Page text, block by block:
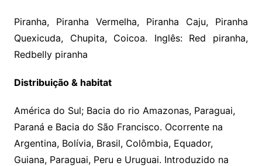
Piranha, Piranha Vermelha, Piranha Caju, Piranha
Quexicuda, Chupita, Coicoa. Inglês: Red piranha,
Redbelly piranha
Distribuição & habitat
América do Sul; Bacia do rio Amazonas, Paraguai,
Paraná e Bacia do São Francisco. Ocorrente na
Argentina, Bolívia, Brasil, Colômbia, Equador,
Guiana, Paraguai, Peru e Uruguai. Introduzido na